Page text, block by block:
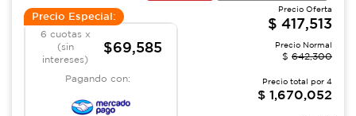
Precio Especial:
6 cuotas x
(sin
intereses)
$69,585
Pagando con:
Precio Oferta
$ 417,513
Precio Normal
$ 642,300
Precio total por 4
$ 1,670,052